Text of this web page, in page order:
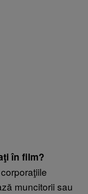
în film?
muncitorii sau